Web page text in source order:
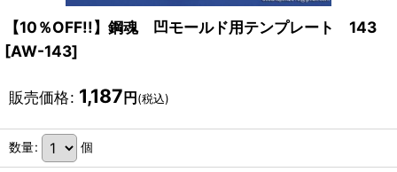
【10％OFF!!】鋼魂 凹モールド用テンプレート 143
[AW-143]
販売価格: 1,187 円 (税込)
数量: 個